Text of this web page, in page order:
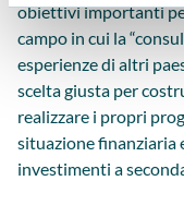
obiettivi importanti
campo in cui la
esperienze di altri
scelta giusta per
realizzare i propri
situazione finanziaria
investimenti a